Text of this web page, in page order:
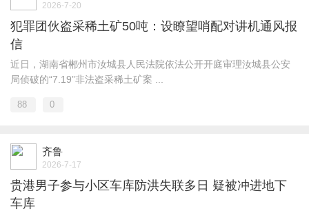
2026-7-20
犯罪团伙盗采稀土矿50吨：设瞭望哨配对讲机通风报
信
近日，湖南省郴州市汝城县人民法院依法公开开庭审理汝城县公安
局侦破的“7.19”非法盗采稀土矿案 ...
88 0
齐鲁
2026-7-17
贵港男子参与小区车库防洪失联多日 疑被冲进地下
车库